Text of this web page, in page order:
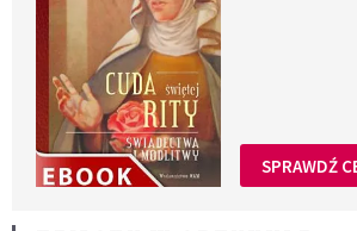
SPRAWDŹ